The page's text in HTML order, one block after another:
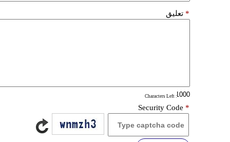
تعليق *
: Characters Left
Security Code *